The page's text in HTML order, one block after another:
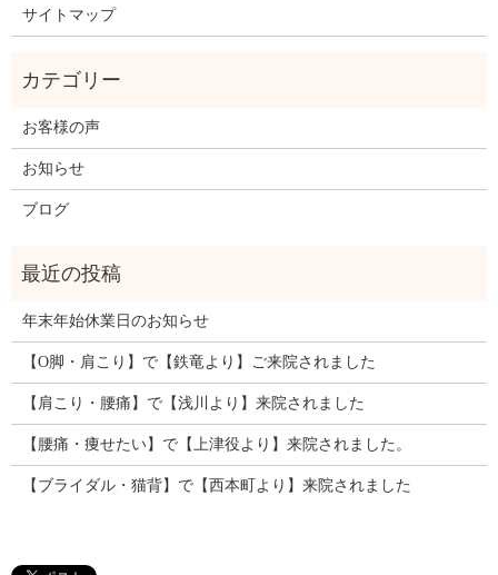
サイトマップ
お客様の声
お知らせ
ブログ
年末年始休業日のお知らせ
【O脚・肩こり】で【鉄竜より】ご来院されました
【肩こり・腰痛】で【浅川より】来院されました
【腰痛・痩せたい】で【上津役より】来院されました。
【ブライダル・猫背】で【西本町より】来院されました